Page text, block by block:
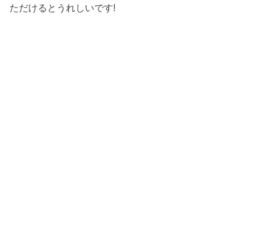
ただけるとうれしいです!